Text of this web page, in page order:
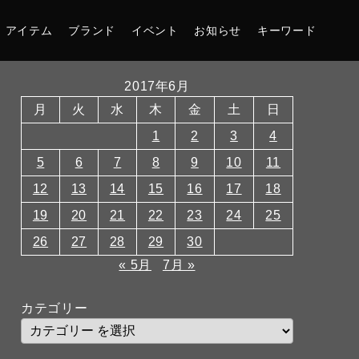
アイテム ブランド イベント お知らせ キーワード
2017年6月
月
火 水 木 金 土
日
1
2 3
4
5
6 7 8 9 10
11
12
13 14 15 16 17
18
19
20 21 22 23 24
25
26
27 28 29
30
« 5月
7月 »
カテゴリー